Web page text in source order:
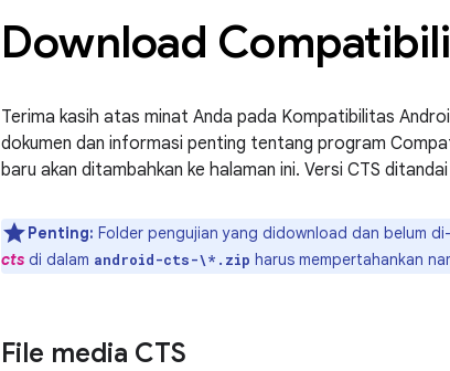
Download
Terima kasih atas minat Anda pada Kompatibilitas
dokumen dan informasi penting tentang program
baru akan ditambahkan ke halaman ini. Versi CTS
Penting: Folder pengujian yang didownload dan belum
cts di dalam android-cts-\*.zip harus mempertahankan
File media CTS